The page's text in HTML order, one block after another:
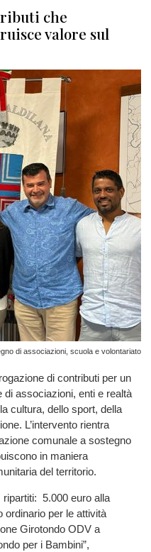
che
valore sul
di associazioni, scuola e volontariato
di contributi per un
associazioni, enti e realtà
cultura, dello sport, della
L’intervento rientra
comunale a sostegno
in maniera
del territorio.
ripartiti: 5.000 euro alla
ordinario per le attività
Girotondo ODV a
per i Bambini”,